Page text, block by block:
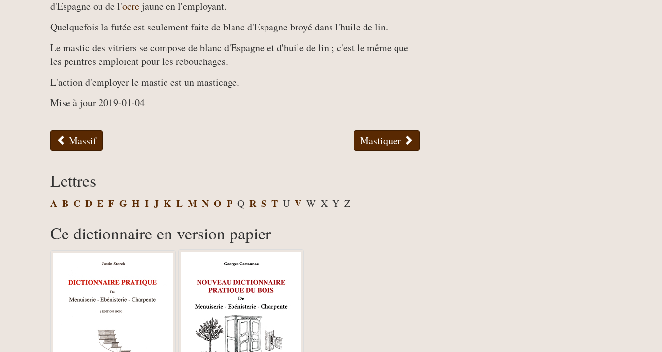
d'Espagne ou de l'ocre jaune en l'employant.
Quelquefois la futée est seulement faite de blanc d'Espagne broyé dans l'huile de lin.
Le mastic des vitriers se compose de blanc d'Espagne et d'huile de lin ; c'est le même que
les peintres emploient pour les rebouchages.
L'action d'employer le mastic est un masticage.
Mise à jour 2019-01-04
Massif Mastiquer
Lettres
A B C D E F G H I J K L M N O P Q R S T U V W X Y Z
Ce dictionnaire en version papier